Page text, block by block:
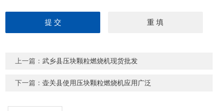
上一篇：武乡县压块颗粒燃烧机现货批发
下一篇：壶关县使用压块颗粒燃烧机应用广泛